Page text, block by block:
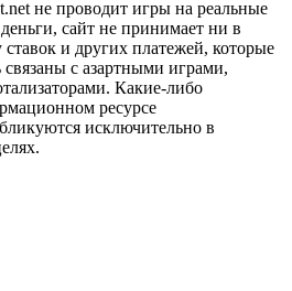
не проводит игры на реальные
сайт не принимает ни в
и других платежей, которые
с азартными играми,
Какие-либо
ресурсе
исключительно в